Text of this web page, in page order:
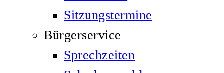
Sitzungstermine
Bürgerservice
Sprechzeiten